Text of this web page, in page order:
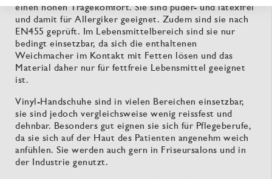
einen hohen Tragekomfort. Sie sind puder- und latexfrei
und damit für Allergiker geeignet. Zudem sind sie nach
EN455 geprüft. Im Lebensmittelbereich sind sie nur
bedingt einsetzbar, da sich die enthaltenen
Weichmacher im Kontakt mit Fetten lösen und das
Material daher nur für fettfreie Lebensmittel geeignet
ist.
Vinyl-Handschuhe sind in vielen Bereichen einsetzbar,
sie sind jedoch vergleichsweise wenig reissfest und
dehnbar. Besonders gut eignen sie sich für Pflegeberufe,
da sie sich auf der Haut des Patienten angenehm weich
anfühlen. Sie werden auch gern in Friseursalons und in
der Industrie genutzt.